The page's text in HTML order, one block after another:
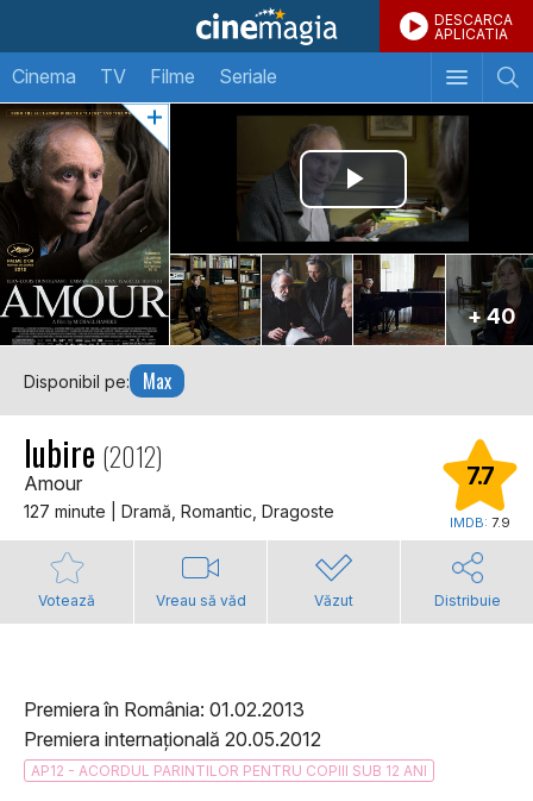
DESCARCA
APLICATIA
Cinema TV Filme Seriale
+ 40
Disponibil pe: Max
Iubire (2012)
Amour
127 minute | Dramă, Romantic, Dragoste
7.7
IMDB: 7.9
Votează Vreau să văd Văzut Distribuie
Premiera în România: 01.02.2013
Premiera internațională 20.05.2012
AP12 - ACORDUL PARINTILOR PENTRU COPIII SUB 12 ANI